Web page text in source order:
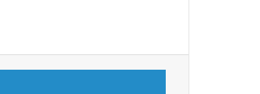
Linkedin